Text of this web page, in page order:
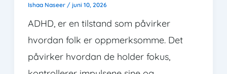
Ishaa Naseer / juni 10, 2026
ADHD, er en tilstand som påvirker
hvordan folk er oppmerksomme. Det
påvirker hvordan de holder fokus,